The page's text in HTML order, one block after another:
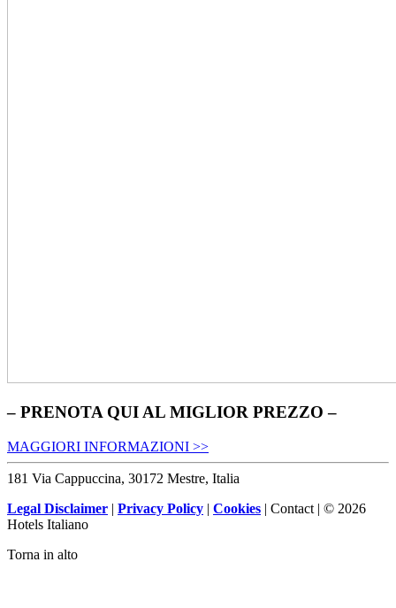
– PRENOTA QUI AL MIGLIOR PREZZO –
MAGGIORI INFORMAZIONI >>
181 Via Cappuccina, 30172 Mestre, Italia
Legal Disclaimer | Privacy Policy | Cookies | Contact | © 2026
Hotels Italiano
Torna in alto